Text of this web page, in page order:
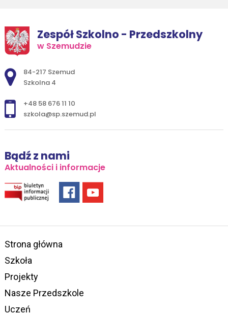
Zespół Szkolno - Przedszkolny
w Szemudzie
Adres pocztowy:
84-217 Szemud
Szkolna 4
+48 58 676 11 10
szkola@sp.szemud.pl
Bądź z nami
Aktualności i informacje
Strona główna
Szkoła
Projekty
Nasze Przedszkole
Uczeń